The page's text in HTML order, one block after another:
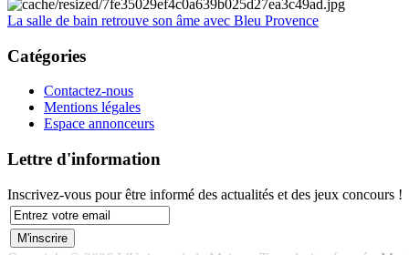
La salle de bain retrouve son âme avec Bleu Provence
Catégories
Contactez-nous
Mentions légales
Espace annonceurs
Lettre d'information
Inscrivez-vous pour être informé des actualités et des jeux concours !